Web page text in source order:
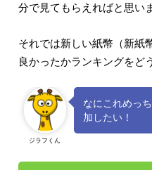
分で見てもらえればと思い
それでは新しい紙幣（新紙
良かったかランキングをど
ジラフくん
なにこれめっ
加したい！